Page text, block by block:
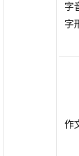
字
字
作